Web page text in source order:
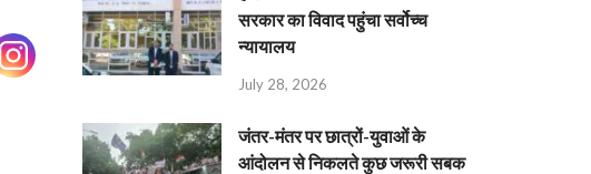
सरकार का विवाद पहुंचा सर्वोच्च
न्यायालय
July 28, 2026
जंतर-मंतर पर छात्रों-युवाओं के
आंदोलन से निकलते कुछ जरूरी सबक